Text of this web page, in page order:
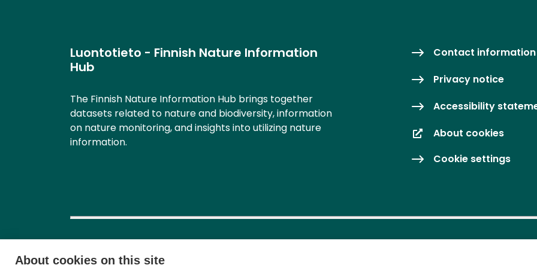
About cookies on this site
Luontotieto - Finnish Nature Information
Hub
The Finnish Nature Information Hub brings together
datasets related to nature and biodiversity, information
on nature monitoring, and insights into utilizing nature
information.
Contact information
Privacy notice
Accessibility
About cookies
Cookie settings